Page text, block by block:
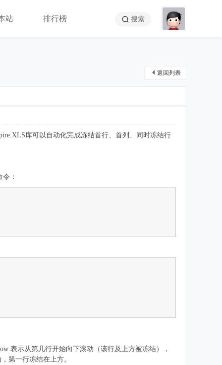
站 排行榜 搜索
返回列表
库可以自动化完成冻结首行、首列、同时冻结行
：
表示从第几行开始向下滚动（该行及上方被冻结），
第一行冻结在上方。